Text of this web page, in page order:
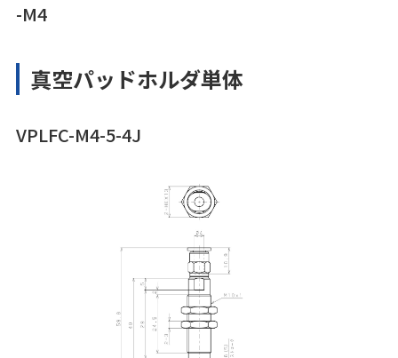
-M4
真空パッドホルダ単体
VPLFC-M4-5-4J